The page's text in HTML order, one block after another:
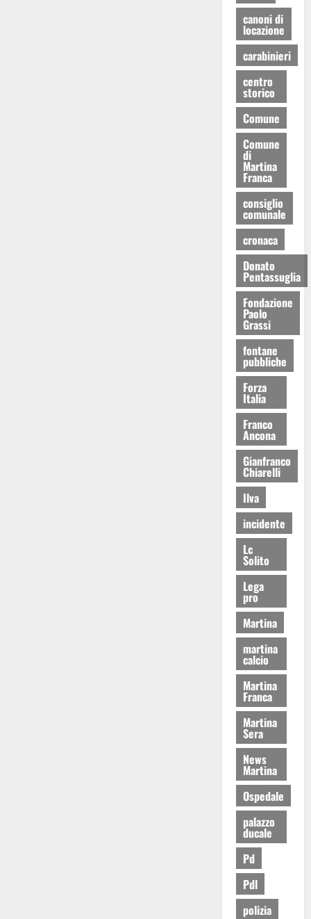
canoni di
locazione
carabinieri
centro
storico
Comune
Comune
di
Martina
Franca
consiglio
comunale
cronaca
Donato
Pentassuglia
Fondazione
Paolo
Grassi
fontane
pubbliche
Forza
Italia
Franco
Ancona
Gianfranco
Chiarelli
Ilva
incidente
Lc
Solito
Lega
pro
Martina
martina
calcio
Martina
Franca
Martina
Sera
News
Martina
Ospedale
palazzo
ducale
Pd
Pdl
polizia